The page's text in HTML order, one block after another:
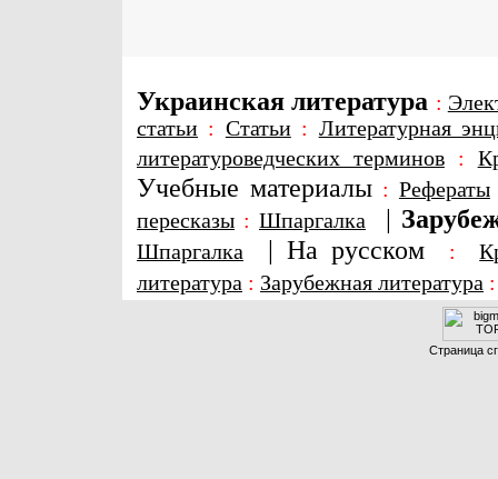
Украинская литература :
статьи : Статьи: Литературная
литературоведческих терминов:
Учебные материалы : Рефераты
пересказы : Шпаргалка |
Шпаргалка | На русском :
литература : Зарубежная литература
Страница